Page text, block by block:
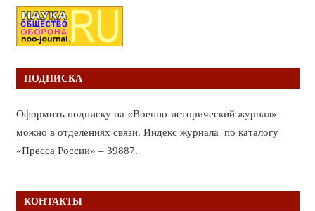
ПОДПИСКА
Оформить подписку на «Военно-исторический журнал»
можно в отделениях связи. Индекс журнала по каталогу
«Пресса России» – 39887.
КОНТАКТЫ